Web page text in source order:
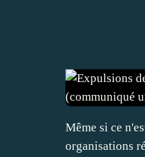
Même si ce
organisations